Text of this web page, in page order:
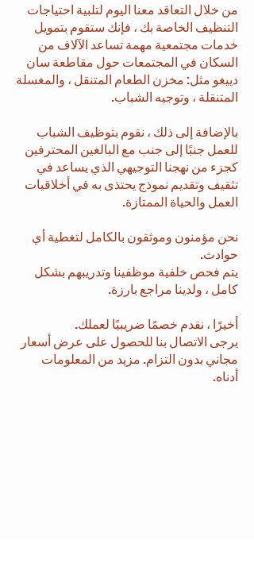
من خلال التعاقد معنا اليوم لتلبية احتياجات
التنظيف الخاصة بك ، فإنك ستقوم بتمويل
خدمات مجتمعية مهمة تساعد الآلاف من
السكان في المجتمعات حول مقاطعة سان
دييغو مثل: مخزن الطعام المتنقل ، والمغسلة
المتنقلة ، وتوجيه الشباب.
بالإضافة إلى ذلك ، نقوم بتوظيف الشباب
للعمل جنبًا إلى جنب مع البالغين المحترفين
كجزء من نهجنا التوجيهي الذي يساعد في
تثقيف وتقديم نموذج يحتذى به في أخلاقيات
العمل والحياة الممتازة.
نحن مؤمنون وموثقون بالكامل لتغطية أي
حوادث.
يتم فحص خلفية موظفينا وتدريبهم بشكل
كامل ، ولدينا مراجع بارزة.
أخيرًا ، نقدم خصمًا ضريبيًا لعملك.
يرجى الاتصال بنا للحصول على عرض أسعار
مجاني بدون التزام. مزيد من المعلومات
أدناه.